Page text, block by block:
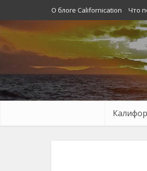
О блоге Californication Что